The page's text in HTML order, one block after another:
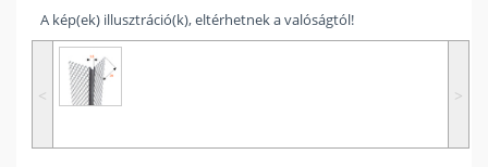
A kép(ek) illusztráció(k), eltérhetnek a valóságtól!
˂ ˃